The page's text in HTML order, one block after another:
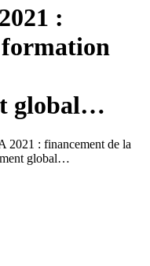
:
global…
2021 : financement de la
global…